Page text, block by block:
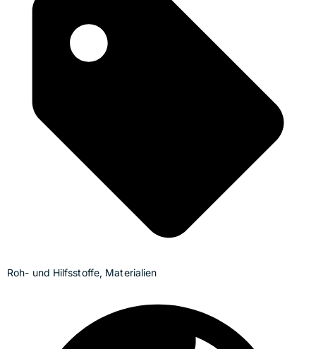
Roh- und Hilfsstoffe, Materialien